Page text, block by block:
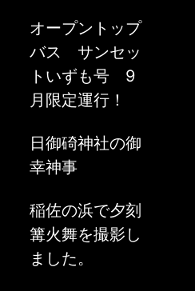
オープントップ
バス サンセッ
トいずも号 9
月限定運行！
日御碕神社の御
幸神事
稲佐の浜で夕刻
篝火舞を撮影し
ました。